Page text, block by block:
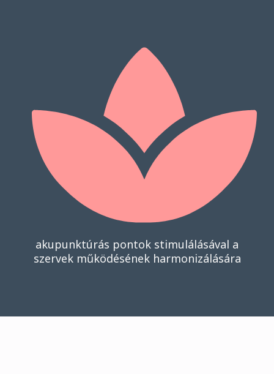
akupunktúrás pontok stimulálásával a
szervek működésének harmonizálására